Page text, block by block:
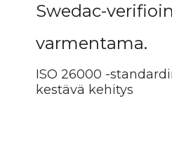
Swedac-
varmentama.
ISO 26000 -
kestävä kehitys